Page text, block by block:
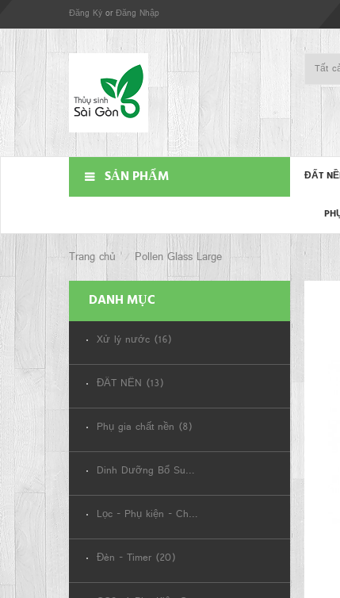
Đăng Ký orĐăng Nhập
SẢN PHẨM ĐẤT
Trang chủ Pollen Glass Large
DANH MỤC
Xử lý nước (16)
ĐẤT NỀN (13)
Phụ gia chất nền (8)
Dinh Dưỡng Bổ Sung (8)
Lọc - Phụ kiện - Chiller (17)
Đèn - Timer (20)